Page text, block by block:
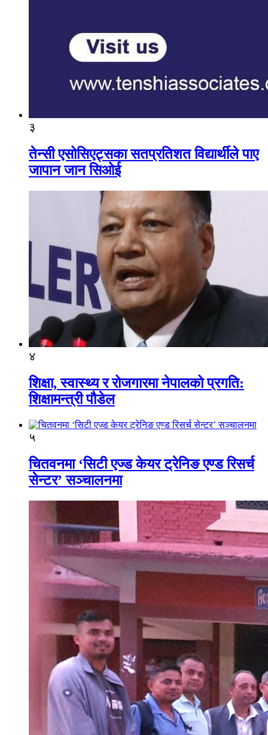
३
तेन्सी एसोसिएट्सका सतप्रतिशत विद्यार्थीले पाए
जापान जान सिओई
४
शिक्षा, स्वास्थ्य र रोजगारमा नेपालको प्रगति:
शिक्षामन्त्री पौडेल
५
चितवनमा ‘सिटी एज्ड केयर ट्रेनिङ एण्ड रिसर्च
सेन्टर’ सञ्चालनमा